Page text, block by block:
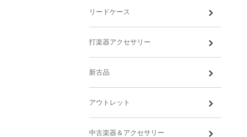
リードケース
打楽器アクセサリー
新古品
アウトレット
中古楽器＆アクセサリー